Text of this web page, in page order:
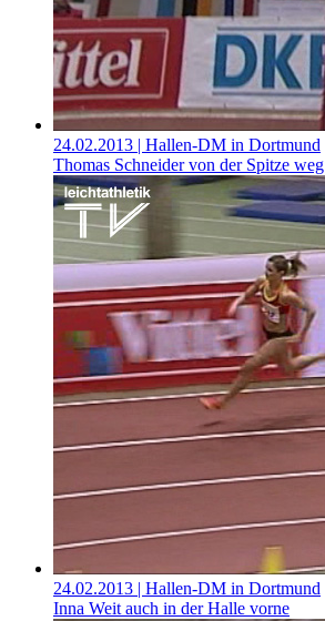
24.02.2013 | Hallen-DM in Dortmund
Thomas Schneider von der Spitze weg
24.02.2013 | Hallen-DM in Dortmund
Inna Weit auch in der Halle vorne